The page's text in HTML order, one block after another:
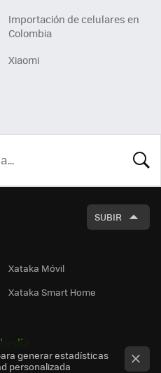
Importación de celulares en
Colombia
Xiaomi
SUBIR
Xataka Móvil
Xataka Smart Home
generar estadísticas
personalizada